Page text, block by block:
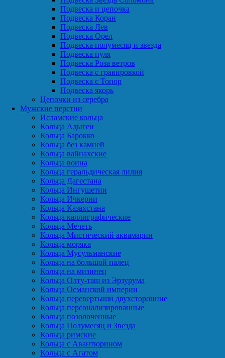
Подвеска и цепочка
Подвеска Коран
Подвеска Лев
Подвеска Орел
Подвеска полумесяц и звезда
Подвеска пуля
Подвеска Роза ветров
Подвеска с гравировкой
Подвеска с Топор
Подвеска якорь
Цепочки из серебра
Мужские перстни
Исламские кольца
Кольца Адыгеи
Кольца Барокко
Кольца без камней
Кольца вайнахские
Кольца воина
Кольца геральдическая лилия
Кольца Дагестана
Кольца Ингушетии
Кольца Ичкерии
Кольца Казахстана
Кольца каллиграфические
Кольца Мечеть
Кольца Мистический аквамарин
Кольца моряка
Кольца Мусульманские
Кольца на большой палец
Кольца на мизинец
Кольца Олту-таш из Эрзурума
Кольца Османской империи
Кольца перевертыши двухсторонние
Кольца персонализированные
Кольца позолоченные
Кольца Полумесяц и Звезда
Кольца римские
Кольца с Авантюрином
Кольца с Агатом